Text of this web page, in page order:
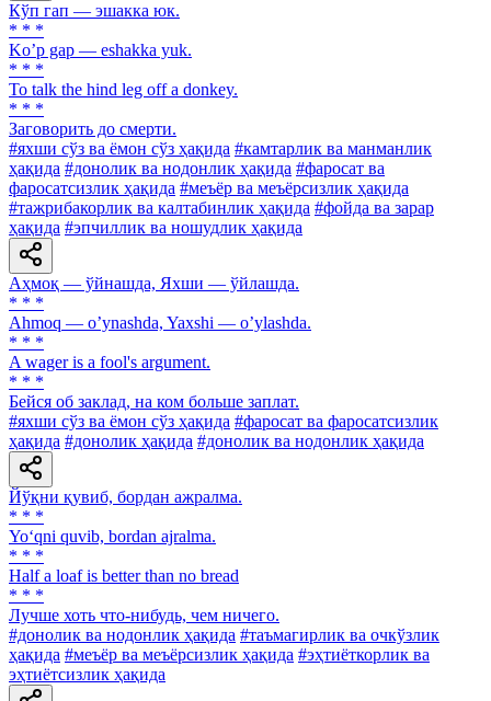
Кўп гап — эшакка юк.
* * *
Koʼp gap — eshakka yuk.
* * *
To talk the hind leg off a donkey.
* * *
Заговорить до смерти.
#яхши сўз ва ёмон сўз ҳақида #камтарлик ва манманлик
ҳақида #донолик ва нодонлик ҳақида #фаросат ва
фаросатсизлик ҳақида #меъёр ва меъёрсизлик ҳақида
#тажрибакорлик ва калтабинлик ҳақида #фойда ва зарар
ҳақида #эпчиллик ва ношудлик ҳақида
Аҳмоқ — ўйнашда, Яхши — ўйлашда.
* * *
Аhmoq — oʼynashda, Yaxshi — oʼylashda.
* * *
A wager is a fool's argument.
* * *
Бейся об заклад, на ком больше заплат.
#яхши сўз ва ёмон сўз ҳақида #фаросат ва фаросатсизлик
ҳақида #донолик ҳақида #донолик ва нодонлик ҳақида
Йўқни қувиб, бордан ажралма.
* * *
Yo‘qni quvib, bordan ajralma.
* * *
Half a loaf is better than no bread
* * *
Лучше хоть что-нибудь, чем ничего.
#донолик ва нодонлик ҳақида #таъмагирлик ва очкўзлик
ҳақида #меъёр ва меъёрсизлик ҳақида #эҳтиёткорлик ва
эҳтиётсизлик ҳақида